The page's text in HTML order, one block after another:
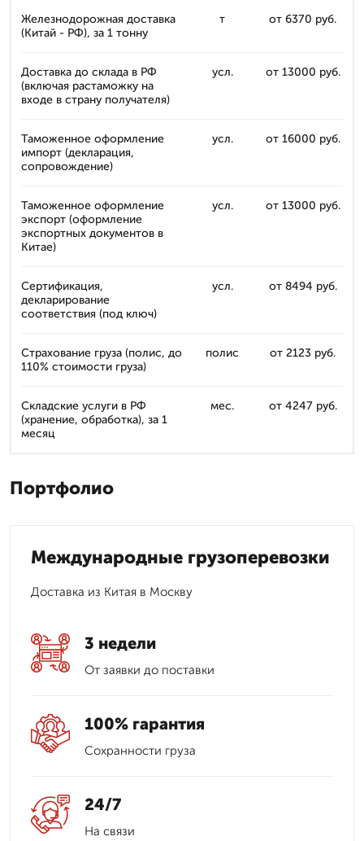
Железнодорожная доставка
(Китай - РФ), за 1 тонну
т от 6370 руб.
Доставка до склада в РФ
(включая растаможку на
входе в страну получателя)
усл. от 13000 руб.
Таможенное оформление
импорт (декларация,
сопровождение)
усл. от 16000 руб.
Таможенное оформление
экспорт (оформление
экспортных документов в
Китае)
усл. от 13000 руб.
Сертификация,
декларирование
соответствия (под ключ)
усл. от 8494 руб.
Страхование груза (полис, до
110% стоимости груза)
полис от 2123 руб.
Складские услуги в РФ
(хранение, обработка), за 1
месяц
мес. от 4247 руб.
Портфолио
Международные грузоперевозки
Доставка из Китая в Москву
3 недели
От заявки до поставки
100% гарантия
Сохранности груза
24/7
На связи